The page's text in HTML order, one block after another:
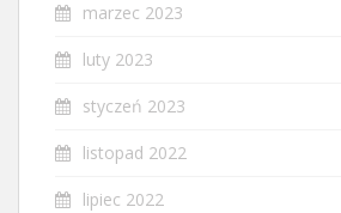
marzec 2023
luty 2023
styczeń 2023
listopad 2022
lipiec 2022